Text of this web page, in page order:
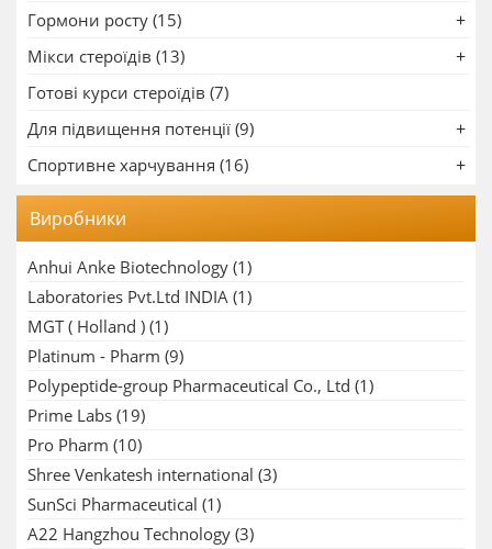
Гормони росту (15)
Мікси стероїдів (13)
Готові курси стероїдів (7)
Для підвищення потенції (9)
Спортивне харчування (16)
Виробники
Anhui Anke Biotechnology (1)
Laboratories Pvt.Ltd INDIA (1)
MGT ( Holland ) (1)
Platinum - Pharm (9)
Polypeptide-group Pharmaceutical Co., Ltd (1)
Prime Labs (19)
Pro Pharm (10)
Shree Venkatesh international (3)
SunSci Pharmaceutical (1)
A22 Hangzhou Technology (3)